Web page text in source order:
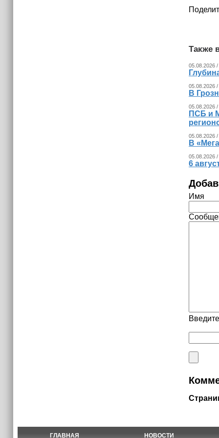
Также
05.08.2026
05.08.2026
В
05.08.2026 /
ПСБ и
05.08.2026
В
05.08.2026
6
Имя
ГЛАВНАЯ НОВОСТИ